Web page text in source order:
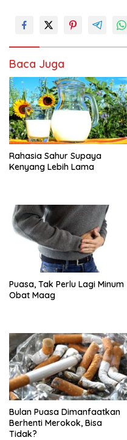
Baca Juga
Rahasia Sahur Supaya
Kenyang Lebih Lama
Puasa, Tak Perlu Lagi Minum
Obat Maag
Bulan Puasa Dimanfaatkan
Berhenti Merokok, Bisa
Tidak?